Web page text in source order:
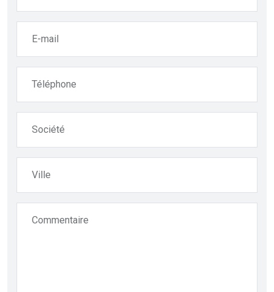
E-mail
Téléphone
Société
Ville
Commentaire